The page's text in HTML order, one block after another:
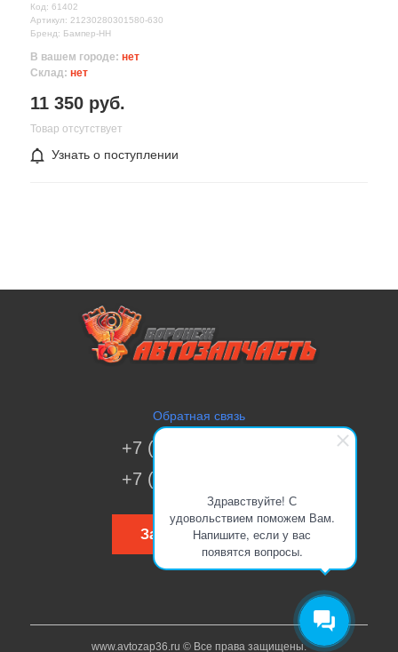
Здравствуйте! С
удовольствием поможем Вам.
Напишите, если у вас
появятся вопросы.
Код: 61402
Артикул: 21230280301580-630
Бренд: Бампер-НН
В вашем городе: нет
Склад: нет
11 350 руб.
Товар отсутствует
Узнать о поступлении
Обратная связь
+7 (473) 269-41-51
+7 (473) 200-70-00
Заказать звонок
www.avtozap36.ru © Все права защищены.